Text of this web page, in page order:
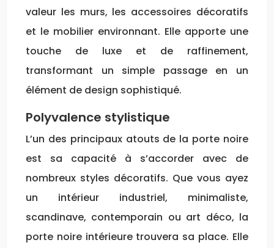
valeur les murs, les accessoires décoratifs
et le mobilier environnant. Elle apporte une
touche de luxe et de raffinement,
transformant un simple passage en un
élément de design sophistiqué.
Polyvalence stylistique
L’un des principaux atouts de la porte noire
est sa capacité à s’accorder avec de
nombreux styles décoratifs. Que vous ayez
un intérieur industriel, minimaliste,
scandinave, contemporain ou art déco, la
porte noire intérieure trouvera sa place. Elle